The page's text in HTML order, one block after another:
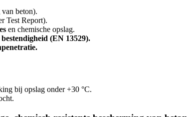
beton).
Test Report).
en chemische opslag.
(EN 13529).
bij opslag onder +30 °C.